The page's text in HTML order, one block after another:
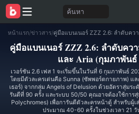
ค้นหา
หน้าแรก/ข่าวสาร/
คู่มือแบนเนอร์ ZZZ 2.6: ลำดับคว
และ Aria (กุมภาพันธ์
เวอร์ชัน 2.6 เฟส 1 จะเริ่มขึ้นในวันที่ 6 กุมภาพันธ์
โดยมีตัวละครเด่นคือ Sunna (ซัพพอร์ตกายภาพ) แล
เธอร์) จากกลุ่ม Angels of Delusion ด้วยอัตราสุ่มร
รันตีที่ 90 ครั้ง และระบบ 50/50 คุณอาจต้องใช้การ
Polychromes) เพื่อการันตีตัวละครหน้าตู้ สำหรับผู้
ประมาณ 40-60 ครั้งในช่วงเวลา 21 วั